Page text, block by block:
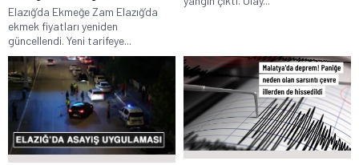
Elazığ’da Ekmeğe Zam Elazığ’da
ekmek fiyatları yeniden
güncellendi. Yeni tarifeye...